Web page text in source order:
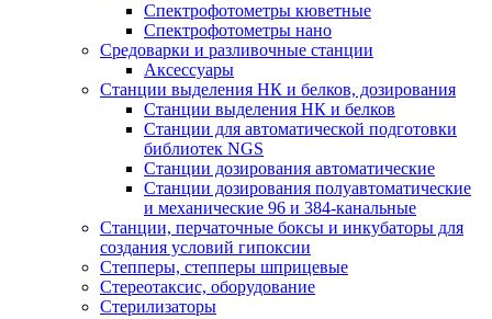
Спектрофотометры кюветные
Спектрофотометры нано
Средоварки и разливочные станции
Аксессуары
Станции выделения НК и белков, дозирования
Станции выделения НК и белков
Станции для автоматической подготовки
библиотек NGS
Станции дозирования автоматические
Станции дозирования полуавтоматические
и механические 96 и 384-канальные
Станции, перчаточные боксы и инкубаторы для
создания условий гипоксии
Степперы, степперы шприцевые
Стереотаксис, оборудование
Стерилизаторы